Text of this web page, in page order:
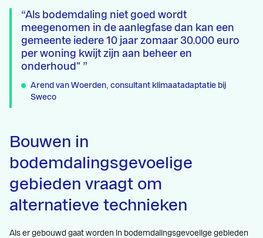
Als bodemdaling niet goed wordt
meegenomen in de aanlegfase dan kan een
gemeente iedere 10 jaar zomaar 30.000 euro
per woning kwijt zijn aan beheer en
onderhoud"
Arend van Woerden, consultant klimaatadaptatie bij
Sweco
Bouwen in
bodemdalingsgevoelige
gebieden vraagt om
alternatieve technieken
Als er gebouwd gaat worden in bodemdalingsgevoelige gebieden